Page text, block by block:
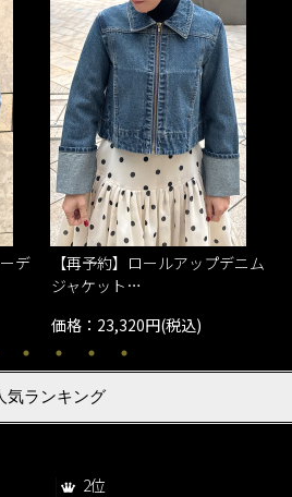
デ
【再予約】ロールアップデニム
ジャケット…
価格：23,320円(税込)
気ランキング
2位